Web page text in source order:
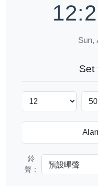
Sun,
Set
鈴
聲：